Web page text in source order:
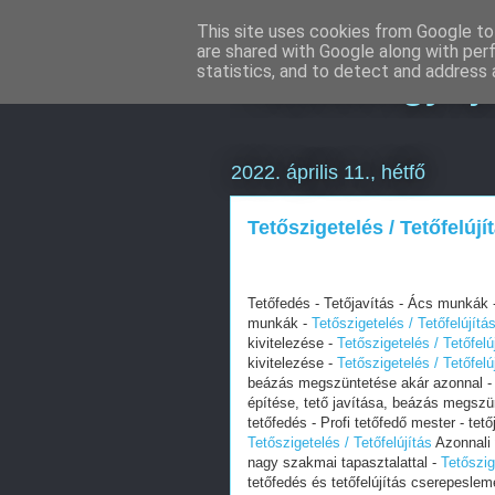
2022. április 11., hétfő
Tetőszigetelés /
Tetőfedés - Tetőjavítás - Ács munkák
munkák - Tetőszigetelés / Tetőfelújítás
kivitelezése - Tetőszigetelés /
kivitelezése - Tetőszigetelés /
beázás megszüntetése akár azonnal -
építése, tető javítása, beázás
tetőfedés - Profi tetőfedő mester -
Tetőszigetelés / Tetőfelújítás
nagy szakmai tapasztalattal -
tetőfedés és tetőfelújítás
This site uses cookies from Google
are shared with Google along with
statistics, and to detect and address